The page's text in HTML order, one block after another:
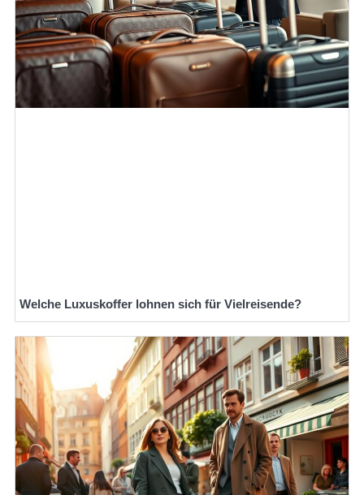
Welche Luxuskoffer lohnen sich für Vielreisende?